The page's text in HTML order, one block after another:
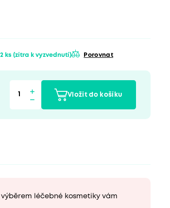
2 ks (zítra k vyzvednutí) Porovnat
Vložit do košíku
léčebné kosmetiky vám